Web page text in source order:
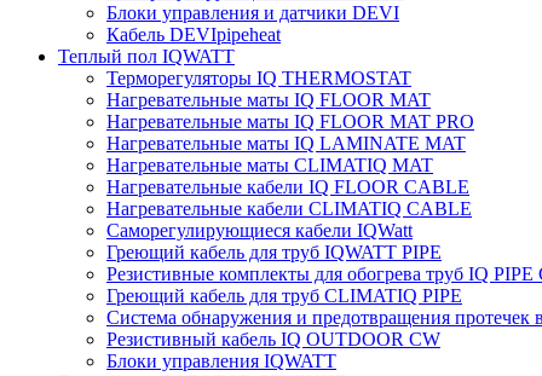
Блоки управления и датчики DEVI
Кабель DEVIpipeheat
Теплый пол IQWATT
Терморегуляторы IQ THERMOSTAT
Нагревательные маты IQ FLOOR MAT
Нагревательные маты IQ FLOOR MAT PRO
Нагревательные маты IQ LAMINATE MAT
Нагревательные маты CLIMATIQ MAT
Нагревательные кабели IQ FLOOR CABLE
Нагревательные кабели CLIMATIQ CABLE
Саморегулирующиеся кабели IQWatt
Греющий кабель для труб IQWATT PIPE
Резистивные комплекты для обогрева труб IQ PIPE
Греющий кабель для труб CLIMATIQ PIPE
Система обнаружения и предотвращения протечек
Резистивный кабель IQ OUTDOOR CW
Блоки управления IQWATT